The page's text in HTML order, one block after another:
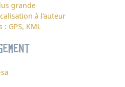
grande
à l’auteur
GPS, KML